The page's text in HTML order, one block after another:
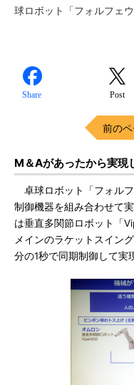
球ロボット「フォルフェ
Share Post
前の
M＆Aがあったから実現
卓球ロボット「フォル
制御機器を組み合わせて
は垂直多関節ロボット「
メインのラケットスイン
分の1秒で同期制御して実